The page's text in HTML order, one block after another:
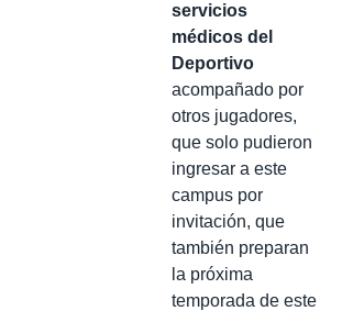
servicios
médicos del
Deportivo
acompañado por
otros jugadores,
que solo pudieron
ingresar a este
campus por
invitación, que
también preparan
la próxima
temporada de este